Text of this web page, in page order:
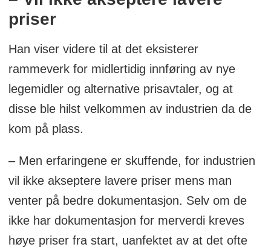
priser
Han viser videre til at det eksisterer
rammeverk for midlertidig innføring av nye
legemidler og alternative prisavtaler, og at
disse ble hilst velkommen av industrien da de
kom på plass.
– Men erfaringene er skuffende, for industrien
vil ikke akseptere lavere priser mens man
venter på bedre dokumentasjon. Selv om de
ikke har dokumentasjon for merverdi kreves
høye priser fra start, uanfektet av at det ofte